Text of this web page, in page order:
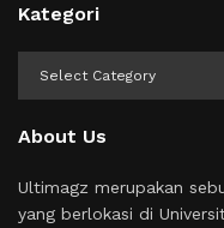
Kategori
About Us
Ultimagz merupakan
yang berlokasi di